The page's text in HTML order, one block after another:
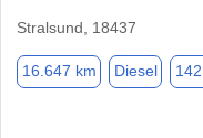
Stralsund, 18437
16.647 km Diesel